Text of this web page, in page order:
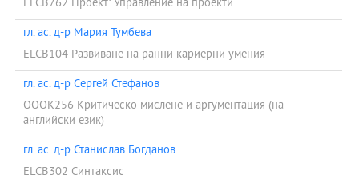
ELCB762 Проект: Управление на проекти
гл. ас. д-р Мария Тумбева
ELCB104 Развиване на ранни кариерни умения
гл. ас. д-р Сергей Стефанов
OOOK256 Критическо мислене и аргументация (на
английски език)
гл. ас. д-р Станислав Богданов
ELCB302 Синтаксис